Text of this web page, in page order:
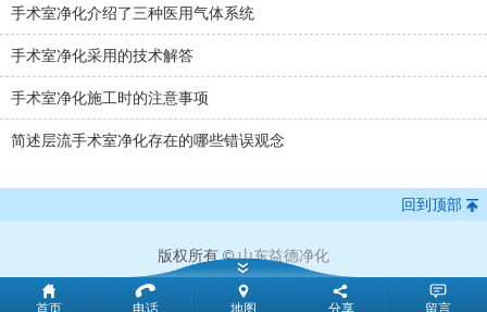
手术室净化介绍了三种医用气体系统
手术室净化采用的技术解答
手术室净化施工时的注意事项
简述层流手术室净化存在的哪些错误观念
回到顶部
版权所有 ©山东益德净化
首页 电话 地图 分享 留言